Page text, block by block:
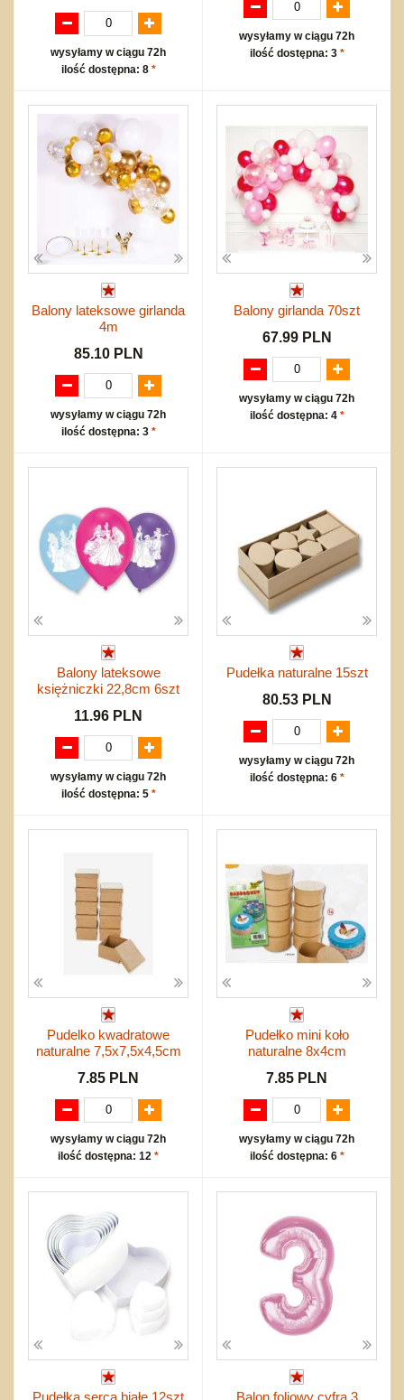
wysyłamy w ciągu 72h
ilość dostępna: 8 *
wysyłamy w ciągu 72h
ilość dostępna: 3 *
Balony lateksowe girlanda
4m
85.10 PLN
wysyłamy w ciągu 72h
ilość dostępna: 3 *
Balony girlanda 70szt
67.99 PLN
wysyłamy w ciągu 72h
ilość dostępna: 4 *
Balony lateksowe
księżniczki 22,8cm 6szt
11.96 PLN
wysyłamy w ciągu 72h
ilość dostępna: 5 *
Pudełka naturalne 15szt
80.53 PLN
wysyłamy w ciągu 72h
ilość dostępna: 6 *
Pudelko kwadratowe
naturalne 7,5x7,5x4,5cm
7.85 PLN
wysyłamy w ciągu 72h
ilość dostępna: 12 *
Pudełko mini koło
naturalne 8x4cm
7.85 PLN
wysyłamy w ciągu 72h
ilość dostępna: 6 *
Pudełka serca białe 12szt Balon foliowy cyfra 3